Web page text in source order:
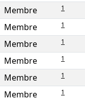
Membre 1
Membre 1
Membre 1
Membre 1
Membre 1
Membre 1